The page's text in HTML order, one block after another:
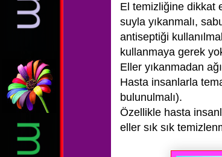
El temizliğine dikkat
suyla yıkanmalı,
antiseptiği
kullanmaya gerek
Eller yıkanmadan
Hasta insanlarla
bulunulmalı).
Özellikle hasta
eller sık sık